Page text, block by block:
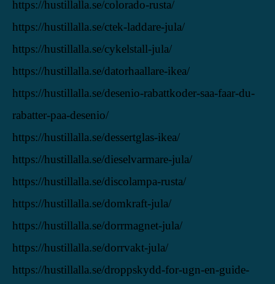
https://hustillalla.se/colorado-rusta/
https://hustillalla.se/ctek-laddare-jula/
https://hustillalla.se/cykelstall-jula/
https://hustillalla.se/datorhaallare-ikea/
https://hustillalla.se/desenio-rabattkoder-saa-faar-du-
rabatter-paa-desenio/
https://hustillalla.se/dessertglas-ikea/
https://hustillalla.se/dieselvarmare-jula/
https://hustillalla.se/discolampa-rusta/
https://hustillalla.se/domkraft-jula/
https://hustillalla.se/dorrmagnet-jula/
https://hustillalla.se/dorrvakt-jula/
https://hustillalla.se/droppskydd-for-ugn-en-guide-